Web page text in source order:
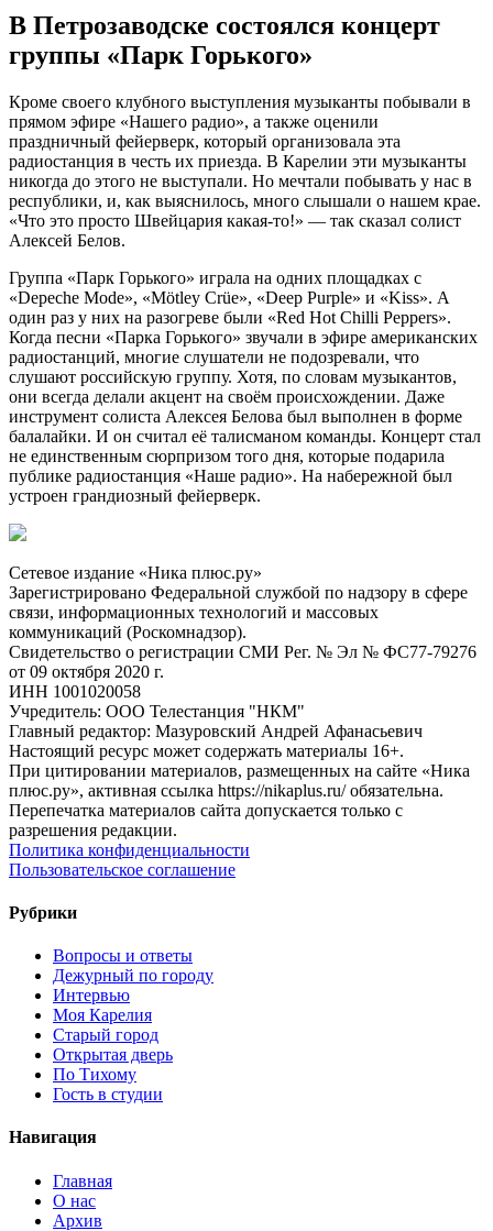
В Петрозаводске состоялся концерт
группы «Парк Горького»
Кроме своего клубного выступления музыканты побывали в
прямом эфире «Нашего радио», а также оценили
праздничный фейерверк, который организовала эта
радиостанция в честь их приезда. В Карелии эти музыканты
никогда до этого не выступали. Но мечтали побывать у нас в
республики, и, как выяснилось, много слышали о нашем крае.
«Что это просто Швейцария какая-то!» — так сказал солист
Алексей Белов.
Группа «Парк Горького» играла на одних площадках с
«Depeche Mode», «Mötley Crüe», «Deep Purple» и «Kiss». А
один раз у них на разогреве были «Red Hot Chilli Peppers».
Когда песни «Парка Горького» звучали в эфире американских
радиостанций, многие слушатели не подозревали, что
слушают российскую группу. Хотя, по словам музыкантов,
они всегда делали акцент на своём происхождении. Даже
инструмент солиста Алексея Белова был выполнен в форме
балалайки. И он считал её талисманом команды. Концерт стал
не единственным сюрпризом того дня, которые подарила
публике радиостанция «Наше радио». На набережной был
устроен грандиозный фейерверк.
Сетевое издание «Ника плюс.ру»
Зарегистрировано Федеральной службой по надзору в сфере
связи, информационных технологий и массовых
коммуникаций (Роскомнадзор).
Свидетельство о регистрации СМИ Рег. № Эл № ФС77-79276
от 09 октября 2020 г.
ИНН 1001020058
Учредитель: ООО Телестанция "НКМ"
Главный редактор: Мазуровский Андрей Афанасьевич
Настоящий ресурс может содержать материалы 16+.
При цитировании материалов, размещенных на сайте «Ника
плюс.ру», активная ссылка https://nikaplus.ru/ обязательна.
Перепечатка материалов сайта допускается только с
разрешения редакции.
Политика конфиденциальности
Пользовательское соглашение
Рубрики
Вопросы и ответы
Дежурный по городу
Интервью
Моя Карелия
Старый город
Открытая дверь
По Тихому
Гость в студии
Навигация
Главная
О нас
Архив